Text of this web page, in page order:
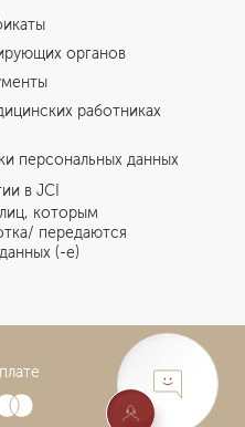
органов
работниках
персональных данных
в JCI
которым
передаются
(-е)